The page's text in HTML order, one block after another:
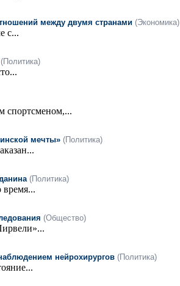
между двумя странами (Экономика)
с...
(Политика)
спортсменом,...
мечты» (Политика)
(Политика)
(Общество)
нейрохирургов (Политика)